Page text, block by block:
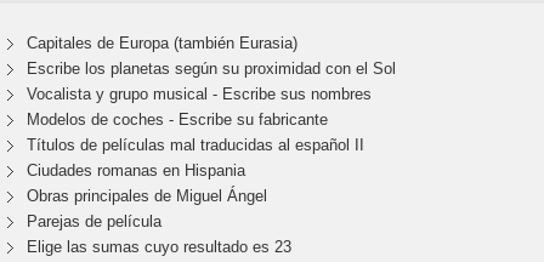
Capitales de Europa (también Eurasia)
Escribe los planetas según su proximidad con el Sol
Vocalista y grupo musical - Escribe sus nombres
Modelos de coches - Escribe su fabricante
Títulos de películas mal traducidas al español II
Ciudades romanas en Hispania
Obras principales de Miguel Ángel
Parejas de película
Elige las sumas cuyo resultado es 23